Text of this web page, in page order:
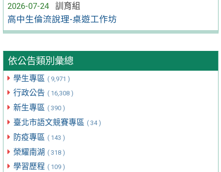
2026-07-24
訓育組
高中生倫流說理-桌遊工作坊
依公告類別彙總
學生專區 ( 9,971 )
行政公告 ( 16,308 )
新生專區 ( 390 )
臺北市語文競賽專區 ( 34 )
防疫專區 ( 143 )
榮耀南湖 ( 318 )
學習歷程 ( 109 )